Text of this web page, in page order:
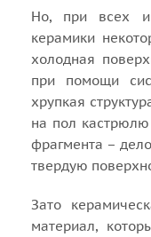
Но, при всех
керамики
холодная
при помощи
хрупкая
на пол
фрагмента –
твердую
Зато
материал,